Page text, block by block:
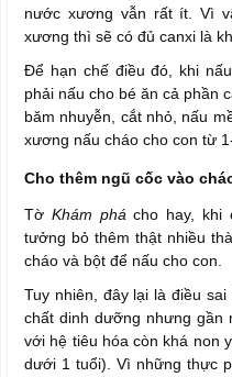
nước xương vẫn rất ít. Vì
xương thì sẽ có đủ canxi là
Để hạn chế điều đó, khi
phải nấu cho bé ăn cả phần
băm nhuyễn, cắt nhỏ, nấu
xương nấu cháo cho con từ
Cho thêm ngũ cốc vào
Tờ Khám phá cho hay, khi
tưởng bỏ thêm thật nhiều
cháo và bột để nấu cho con.
Tuy nhiên, đây lại là điều
chất dinh dưỡng nhưng gần
với hệ tiêu hóa còn khá non
dưới 1 tuổi). Vì những thực